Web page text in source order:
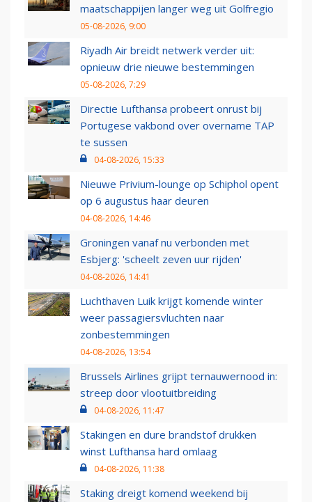
maatschappijen langer weg uit Golfregio
05-08-2026, 9:00
Riyadh Air breidt netwerk verder uit:
opnieuw drie nieuwe bestemmingen
05-08-2026, 7:29
Directie Lufthansa probeert onrust bij
Portugese vakbond over overname TAP
te sussen
04-08-2026, 15:33
Nieuwe Privium-lounge op Schiphol opent
op 6 augustus haar deuren
04-08-2026, 14:46
Groningen vanaf nu verbonden met
Esbjerg: 'scheelt zeven uur rijden'
04-08-2026, 14:41
Luchthaven Luik krijgt komende winter
weer passagiersvluchten naar
zonbestemmingen
04-08-2026, 13:54
Brussels Airlines grijpt ternauwernood in:
streep door vlootuitbreiding
04-08-2026, 11:47
Stakingen en dure brandstof drukken
winst Lufthansa hard omlaag
04-08-2026, 11:38
Staking dreigt komend weekend bij